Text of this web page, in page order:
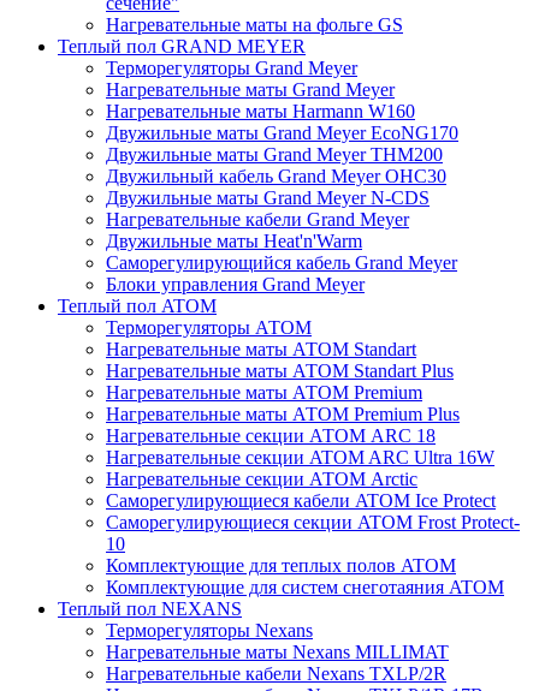
Нагревательные маты на фольге GS
Теплый пол GRAND MEYER
Терморегуляторы Grand Meyer
Нагревательные маты Grand Meyer
Нагревательные маты Harmann W160
Двужильные маты Grand Meyer EcoNG170
Двужильные маты Grand Meyer THM200
Двужильный кабель Grand Meyer OHC30
Двужильные маты Grand Meyer N-CDS
Нагревательные кабели Grand Meyer
Двужильные маты Heat'n'Warm
Саморегулирующийся кабель Grand Meyer
Блоки управления Grand Meyer
Теплый пол ATOM
Терморегуляторы АТОМ
Нагревательные маты АТОМ Standart
Нагревательные маты АТОМ Standart Plus
Нагревательные маты АТОМ Premium
Нагревательные маты АТОМ Premium Plus
Нагревательные секции АТОМ ARC 18
Нагревательные секции ATOM ARC Ultra 16W
Нагревательные секции АТОМ Arctic
Саморегулирующиеся кабели ATOM Ice Protect
Саморегулирующиеся секции ATOM Frost Protect-
10
Комплектующие для теплых полов ATOM
Комплектующие для систем снеготаяния ATOM
Теплый пол NEXANS
Терморегуляторы Nexans
Нагревательные маты Nexans MILLIMAT
Нагревательные кабели Nexans TXLP/2R